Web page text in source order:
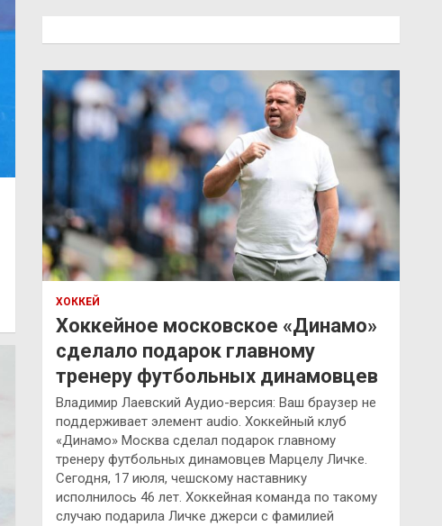
ХОККЕЙ
Хоккейное московское «Динамо»
сделало подарок главному
тренеру футбольных динамовцев
Владимир Лаевский Аудио-версия: Ваш браузер не
поддерживает элемент audio. Хоккейный клуб
«Динамо» Москва сделал подарок главному
тренеру футбольных динамовцев Марцелу Личке.
Сегодня, 17 июля, чешскому наставнику
исполнилось 46 лет. Хоккейная команда по такому
случаю подарила Личке джерси с фамилией